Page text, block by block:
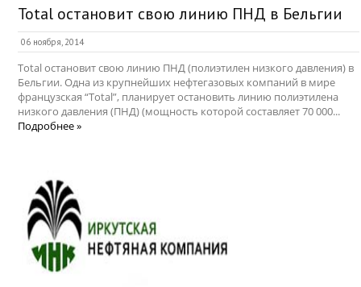
Total остановит свою линию ПНД в Бельгии
06 ноября, 2014
Total остановит свою линию ПНД (полиэтилен низкого давления) в
Бельгии. Одна из крупнейших нефтегазовых компаний в мире
французская “Total”, планирует остановить линию полиэтилена
низкого давления (ПНД) (мощность которой составляет 70 000...
Подробнее »